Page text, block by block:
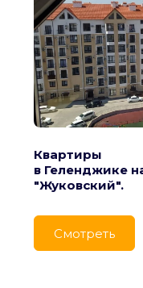
Квартиры
в Геленджике
"Жуковский".
Cмотреть